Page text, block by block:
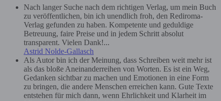
Nach langer Suche nach dem richtigen Verlag, um mein Buch
zu veröffentlichen, bin ich unendlich froh, den Rediroma-
Verlag gefunden zu haben. Kompetente und geduldige
Betreuung, faire Preise und in jedem Schritt absolut
transparent. Vielen Dank!...
Astrid Nolde-Gallasch
Als Autor bin ich der Meinung, dass Schreiben weit mehr ist
als das bloße Aneinanderreihen von Worten. Es ist ein Weg,
Gedanken sichtbar zu machen und Emotionen in eine Form
zu bringen, die andere Menschen erreichen kann. Gute Texte
entstehen für mich dann, wenn Ehrlichkeit und Klarheit im